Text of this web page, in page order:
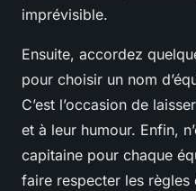
imprévisible.
Ensuite, accordez
pour choisir un nom
C’est l’occasion de
et à leur humour. Enfin,
capitaine pour chaque
faire respecter les règles